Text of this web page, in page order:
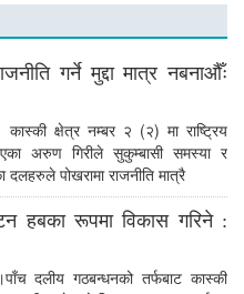
गर्ने मुद्दा मात्र नबनाऔँः
क्षेत्र नम्बर २ (२) मा राष्ट्रिय
अरुण गिरीले सुकुम्बासी समस्या र
दलहरुले पोखरामा राजनीति मात्रै
हबका रूपमा विकास गरिने :
दलीय गठबन्धनको तर्फबाट कास्की